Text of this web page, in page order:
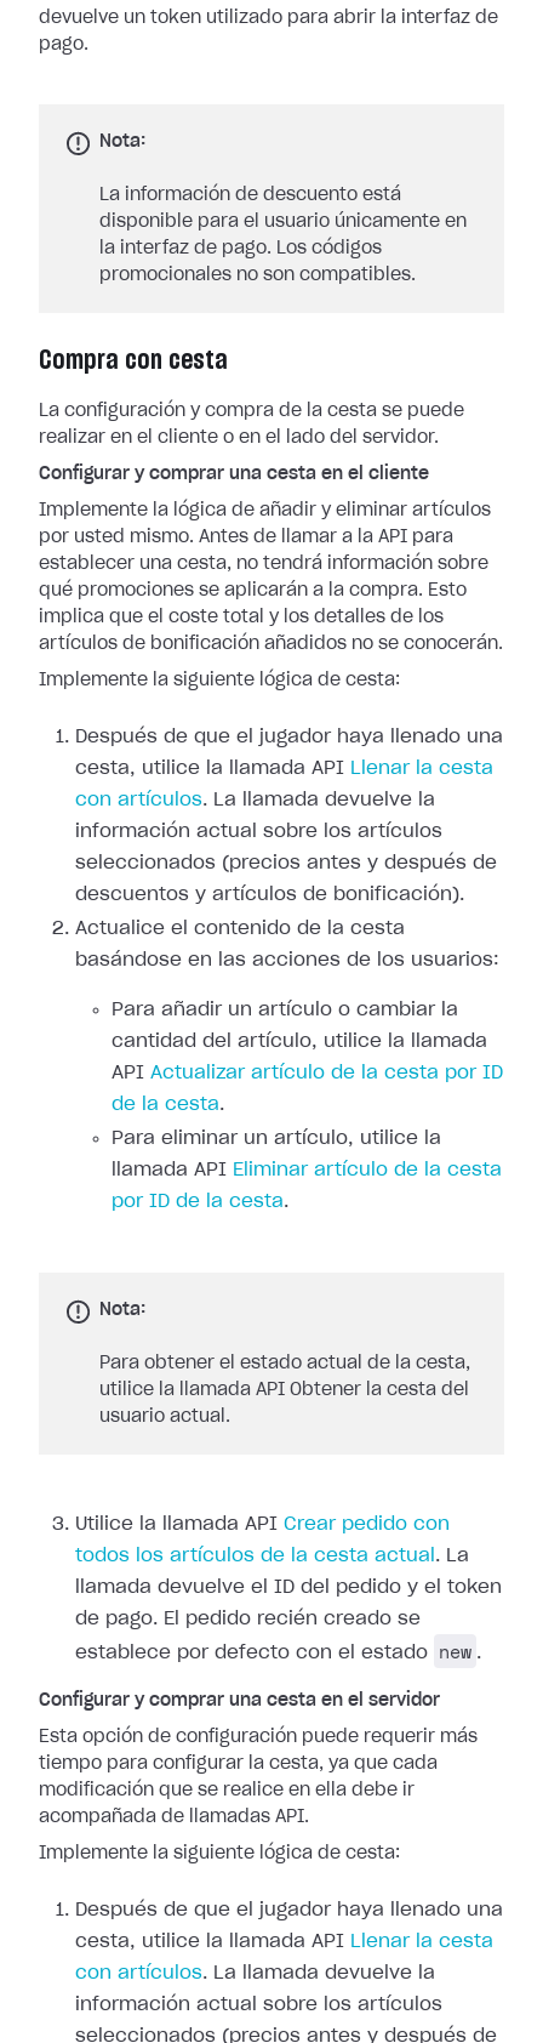
devuelve un token utilizado para abrir la interfaz de
pago.
Nota:
La información de descuento está
disponible para el usuario únicamente en
la interfaz de pago. Los códigos
promocionales no son compatibles.
Compra con cesta
La configuración y compra de la cesta se puede
realizar en el cliente o en el lado del servidor.
Configurar y comprar una cesta en el cliente
Implemente la lógica de añadir y eliminar artículos
por usted mismo. Antes de llamar a la API para
establecer una cesta, no tendrá información sobre
qué promociones se aplicarán a la compra. Esto
implica que el coste total y los detalles de los
artículos de bonificación añadidos no se conocerán.
Implemente la siguiente lógica de cesta:
Después de que el jugador haya llenado una
cesta, utilice la llamada API Llenar la cesta
con artículos. La llamada devuelve la
información actual sobre los artículos
seleccionados (precios antes y después de
descuentos y artículos de bonificación).
Actualice el contenido de la cesta
basándose en las acciones de los usuarios:
Para añadir un artículo o cambiar la
cantidad del artículo, utilice la llamada
API Actualizar artículo de la cesta por ID
de la cesta.
Para eliminar un artículo, utilice la
llamada API Eliminar artículo de la cesta
por ID de la cesta.
Nota:
Para obtener el estado actual de la cesta,
utilice la llamada API Obtener la cesta del
usuario actual.
Utilice la llamada API Crear pedido con
todos los artículos de la cesta actual . La
llamada devuelve el ID del pedido y el token
de pago. El pedido recién creado se
establece por defecto con el estado
new .
Configurar y comprar una cesta en el servidor
Esta opción de configuración puede requerir más
tiempo para configurar la cesta, ya que cada
modificación que se realice en ella debe ir
acompañada de llamadas API.
Implemente la siguiente lógica de cesta:
Después de que el jugador haya llenado una
cesta, utilice la llamada API Llenar la cesta
con artículos. La llamada devuelve la
información actual sobre los artículos
seleccionados (precios antes y después de